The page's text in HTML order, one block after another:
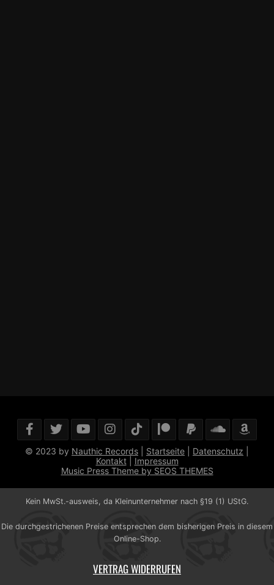
© 2023 by Nauthic Records Startseite Datenschutz
Kontakt| Impressum
Music Press Theme by SEOS THEMES
Kein MwSt.-ausweis, da Kleinunternehmer nach §19 (1) UStG.
Die durchgestrichenen Preise entsprechen dem bisherigen Preis in diesem
Online-Shop.
VERTRAG WIDERRUFEN